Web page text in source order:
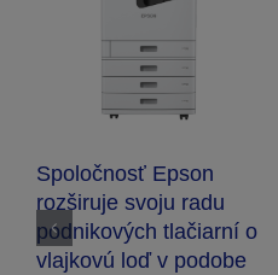
Spoločnosť Epson
rozširuje svoju radu
podnikových tlačiarní o
vlajkovú loď v podobe